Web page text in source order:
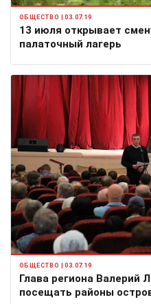
ОБЩЕСТВО | 03.07.19
13 июля открывает
палаточный лагерь
ОБЩЕСТВО | 03.07.19
Глава региона Валерий
посещать районы